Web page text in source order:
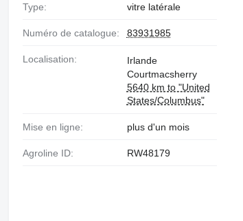
Type: vitre latérale
Numéro de catalogue: 83931985
Localisation:
Irlande
Courtmacsherry
5640 km to "United
States/Columbus"
Mise en ligne: plus d'un mois
Agroline ID: RW48179